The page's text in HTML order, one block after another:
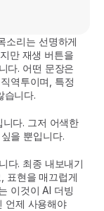
소리는 선명하게
만 재생 버튼을
다. 어떤 문장은
역투이며, 특정
습니다.
다. 그저 어색한
을 뿐입니다.
다. 최종 내보내기
표현을 매끄럽게
이것이 AI 더빙
언제 사용해야